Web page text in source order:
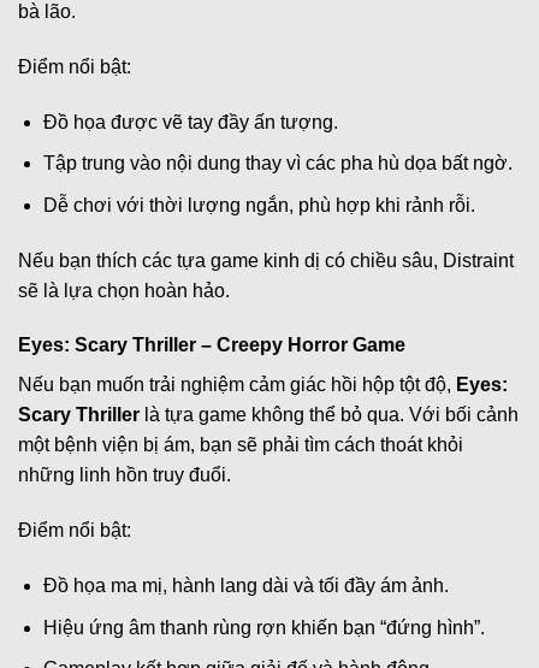
bà lão.
Điểm nổi bật:
Đồ họa được vẽ tay đầy ấn tượng.
Tập trung vào nội dung thay vì các pha hù dọa bất ngờ.
Dễ chơi với thời lượng ngắn, phù hợp khi rảnh rỗi.
Nếu bạn thích các tựa game kinh dị có chiều sâu, Distraint
sẽ là lựa chọn hoàn hảo.
Eyes: Scary Thriller – Creepy Horror Game
Nếu bạn muốn trải nghiệm cảm giác hồi hộp tột độ, Eyes:
Scary Thriller là tựa game không thể bỏ qua. Với bối cảnh
một bệnh viện bị ám, bạn sẽ phải tìm cách thoát khỏi
những linh hồn truy đuổi.
Điểm nổi bật:
Đồ họa ma mị, hành lang dài và tối đầy ám ảnh.
Hiệu ứng âm thanh rùng rợn khiến bạn “đứng hình”.